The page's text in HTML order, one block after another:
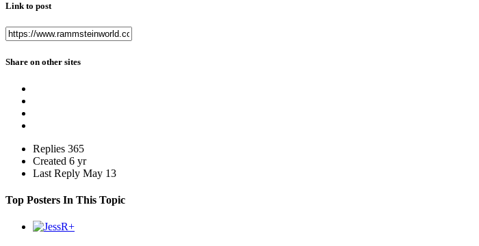
Link to post
Share on other sites
Replies 365
Created 6 yr
Last Reply May 13
Top Posters In This Topic